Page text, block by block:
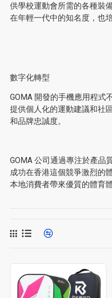
供學校運動會所需的各種裝
在年輕一代中的知名度，也
數字化轉型
GOMA 開發的手機應用程式
提供個人化的運動建議和社
和品牌忠誠度。
GOMA 公司通過專注於產品
成功在香港這個競爭激烈的
本地消費者帶來優質的體育